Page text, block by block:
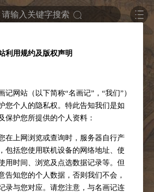
请输入关键字搜索
利用规约及版权声明
记网站（以下简称“名画记”，“我们”）
您个人的隐私权。特此告知我们是如
保护您所提供的个人资料：
在上网浏览或查询时，服务器自行产
包括您使用联机设备的网络地址、使
用时间、浏览及点选数据记录等。但
告知您的个人数据，否则我们不会，
录与您对应。请您注意，与名画记连